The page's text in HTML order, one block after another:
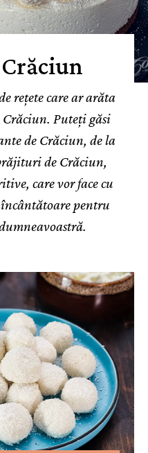
rețete care ar arăta
Puteți găsi
de Crăciun, de la
de Crăciun,
care vor face cu
pentru